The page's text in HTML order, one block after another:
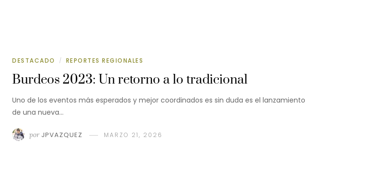
DESTACADO / REPORTES REGIONALES
Burdeos 2023: Un retorno a lo tradicional
Uno de los eventos más esperados y mejor coordinados es sin duda es el lanzamiento
de una nueva…
por JPVAZQUEZ MARZO 21, 2026